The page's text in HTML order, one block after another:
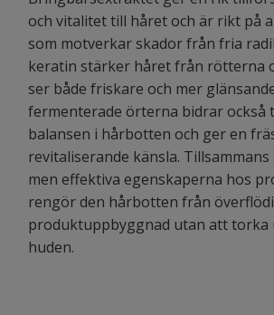
och vitalitet till håret och är rikt på
som motverkar skador från fria
keratin stärker håret från rötterna
ser både friskare och mer
fermenterade örterna bidrar också
balansen i hårbotten och ger en
revitaliserande känsla. Tillsammans
men effektiva egenskaperna hos
rengör den hårbotten från
produktuppbyggnad utan att
huden.